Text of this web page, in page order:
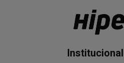
Institucional